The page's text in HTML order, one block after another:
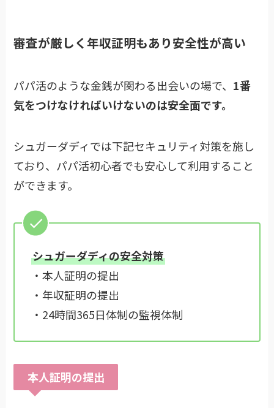
審査が厳しく年収証明もあり安全性が高い
パパ活のような金銭が関わる出会いの場で、 1番
気をつけなければいけないのは安全面です。
シュガーダディでは下記セキュリティ対策を施し
ており、パパ活初心者でも安心して利用すること
ができます。
シュガーダディの安全対策
・本人証明の提出
・年収証明の提出
・24時間365日体制の監視体制
本人証明の提出